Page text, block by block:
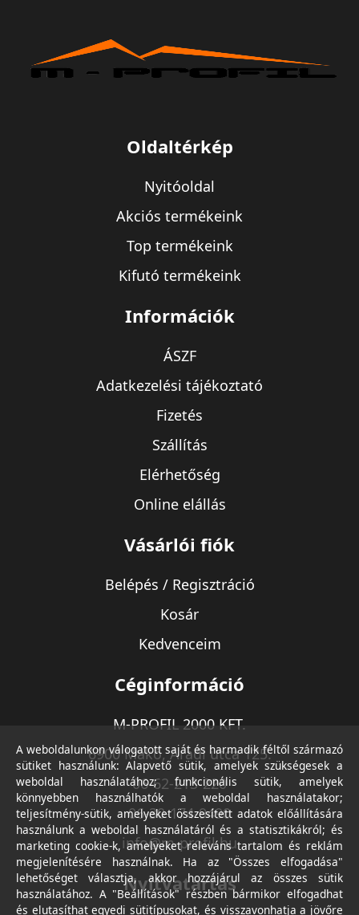
Oldaltérkép
Nyitóoldal
Akciós termékeink
Top termékeink
Kifutó termékeink
Információk
ÁSZF
Adatkezelési tájékoztató
Fizetés
Szállítás
Elérhetőség
Online elállás
Vásárlói fiók
Belépés / Regisztráció
Kosár
Kedvenceim
Céginformáció
M-PROFIL 2000 KFT.
6900 Makó, Aradi utca 125.
06-62-213-220
06-30-174-9490
info@m-profil.hu
Nyitvatartás
A weboldalunkon válogatott saját és harmadik féltől származó
sütiket használunk: Alapvető sütik, amelyek szükségesek a
weboldal használatához; funkcionális sütik, amelyek
könnyebben használhatók a weboldal használatakor;
teljesítmény-sütik, amelyeket összesített adatok előállítására
használunk a weboldal használatáról és a statisztikákról; és
marketing cookie-k, amelyeket releváns tartalom és reklám
megjelenítésére használnak. Ha az "Összes elfogadása"
lehetőséget választja, akkor hozzájárul az összes sütik
használatához. A "Beállítások" részben bármikor elfogadhat
és elutasíthat egyedi sütitípusokat, és visszavonhatja a jövőre